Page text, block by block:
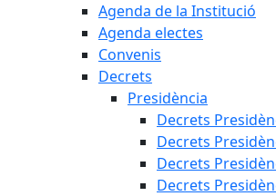
Agenda de la Institució
Agenda electes
Convenis
Decrets
Presidència
Decrets
Decrets
Decrets
Decrets